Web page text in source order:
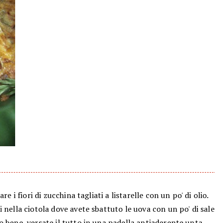
i fiori di zucchina tagliati a listarelle con un po' di olio.
ciotola dove avete sbattuto le uova con un po' di sale